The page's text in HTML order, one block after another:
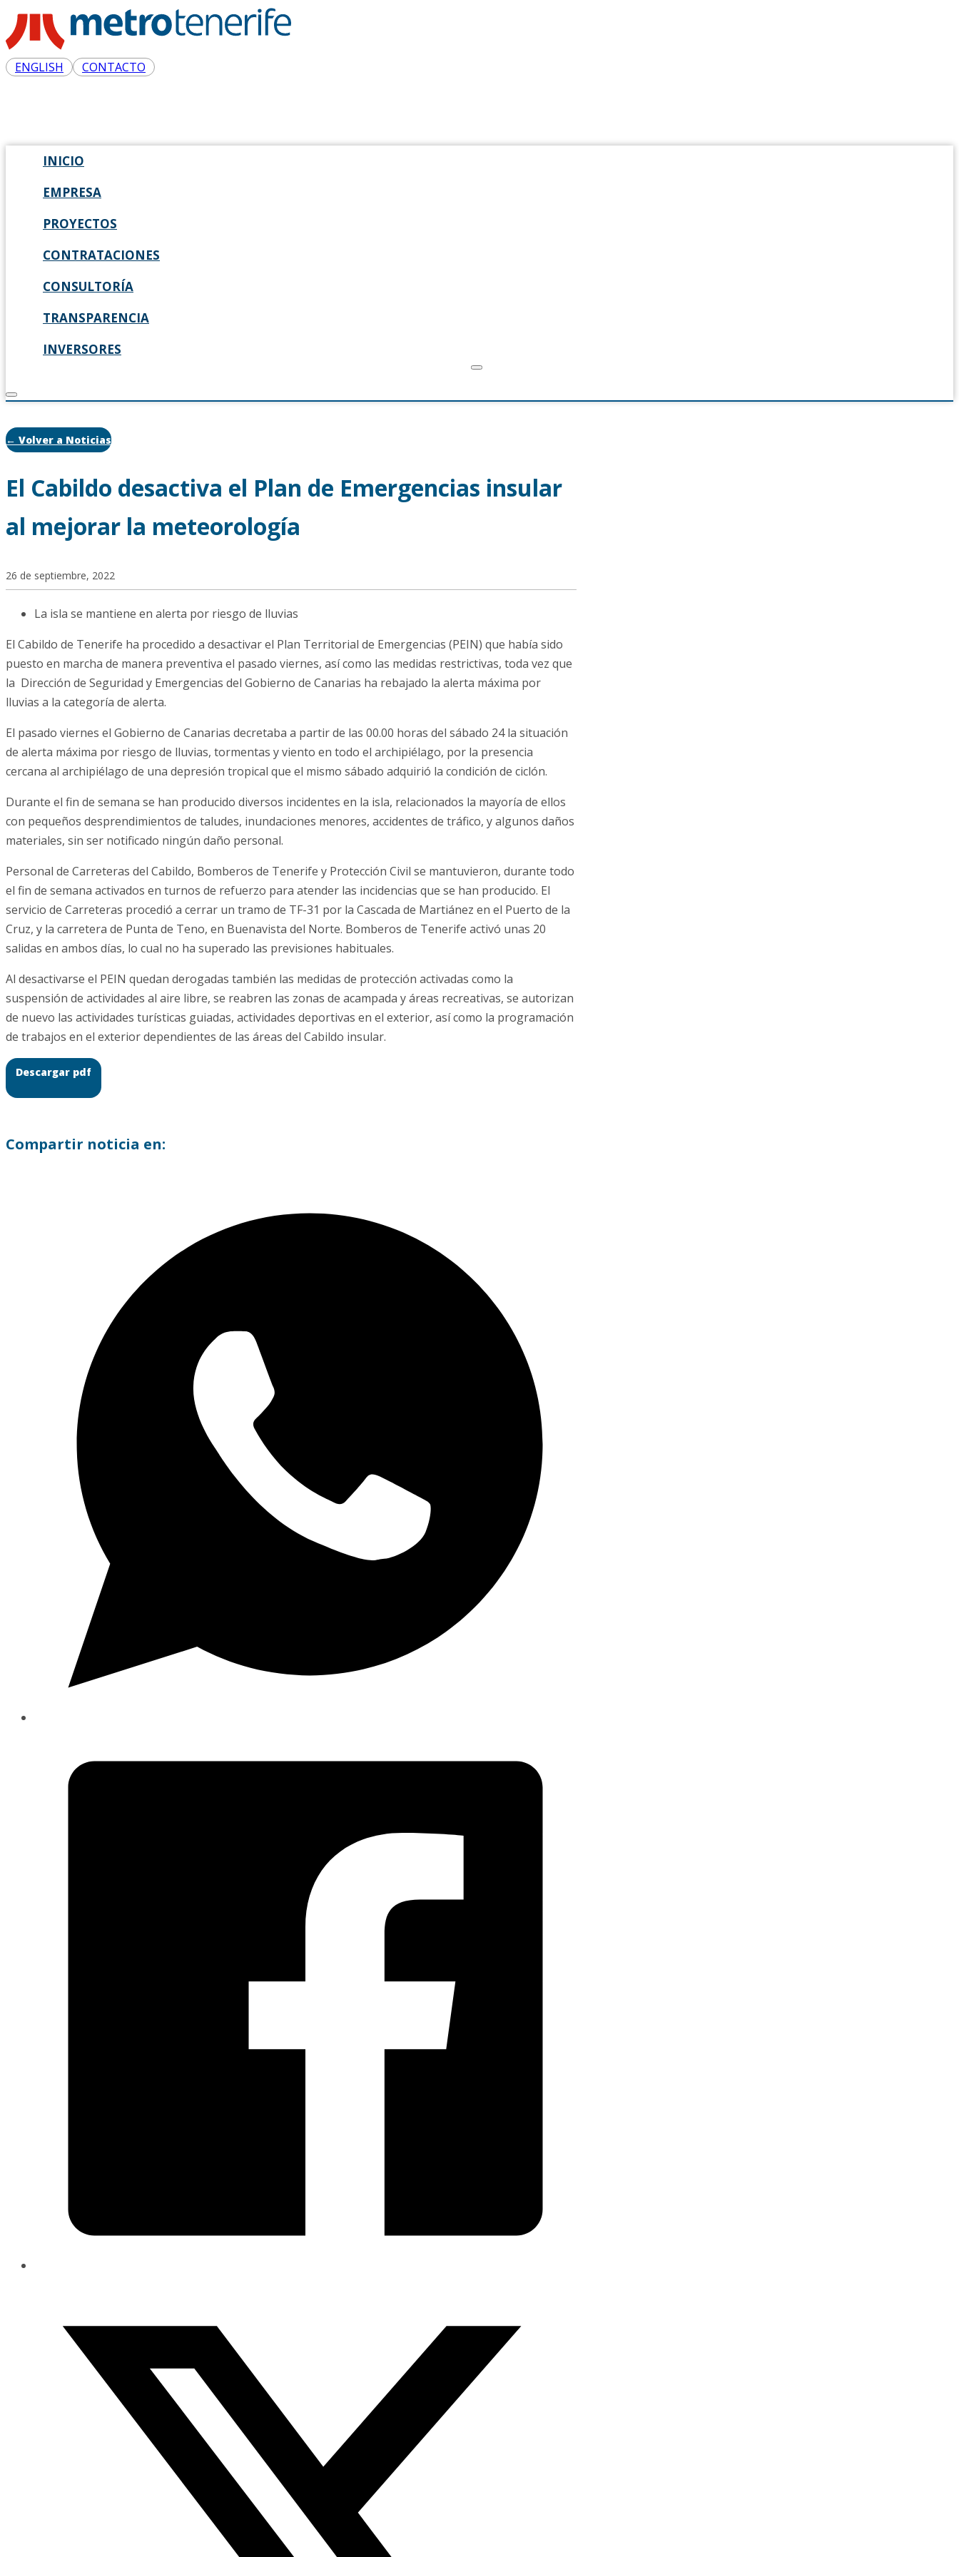
ENGLISH CONTACTO
INICIO
EMPRESA
PROYECTOS
CONTRATACIONES
CONSULTORÍA
TRANSPARENCIA
INVERSORES
← Volver a Noticias
El Cabildo desactiva el Plan de Emergencias insular
al mejorar la meteorología
26 de septiembre, 2022
La isla se mantiene en alerta por riesgo de lluvias
El Cabildo de Tenerife ha procedido a desactivar el Plan Territorial de Emergencias (PEIN) que había sido
puesto en marcha de manera preventiva el pasado viernes, así como las medidas restrictivas, toda vez que
la Dirección de Seguridad y Emergencias del Gobierno de Canarias ha rebajado la alerta máxima por
lluvias a la categoría de alerta.
El pasado viernes el Gobierno de Canarias decretaba a partir de las 00.00 horas del sábado 24 la situación
de alerta máxima por riesgo de lluvias, tormentas y viento en todo el archipiélago, por la presencia
cercana al archipiélago de una depresión tropical que el mismo sábado adquirió la condición de ciclón.
Durante el fin de semana se han producido diversos incidentes en la isla, relacionados la mayoría de ellos
con pequeños desprendimientos de taludes, inundaciones menores, accidentes de tráfico, y algunos daños
materiales, sin ser notificado ningún daño personal.
Personal de Carreteras del Cabildo, Bomberos de Tenerife y Protección Civil se mantuvieron, durante todo
el fin de semana activados en turnos de refuerzo para atender las incidencias que se han producido. El
servicio de Carreteras procedió a cerrar un tramo de TF-31 por la Cascada de Martiánez en el Puerto de la
Cruz, y la carretera de Punta de Teno, en Buenavista del Norte. Bomberos de Tenerife activó unas 20
salidas en ambos días, lo cual no ha superado las previsiones habituales.
Al desactivarse el PEIN quedan derogadas también las medidas de protección activadas como la
suspensión de actividades al aire libre, se reabren las zonas de acampada y áreas recreativas, se autorizan
de nuevo las actividades turísticas guiadas, actividades deportivas en el exterior, así como la programación
de trabajos en el exterior dependientes de las áreas del Cabildo insular.
Descargar pdf
Compartir noticia en: